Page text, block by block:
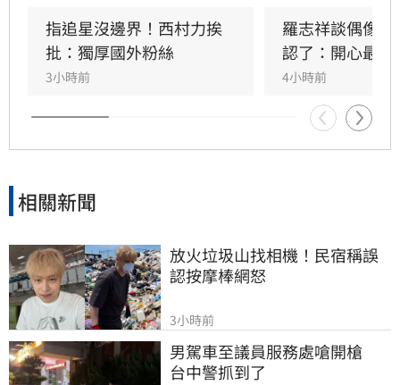
良，絕非外界傳言般傲慢，對於她選擇極端方式
結束生命感到遺憾與不捨。此事件再度引發外界
對網路暴力及追星文化的關注。該名粉絲呼籲，
追星不應成為生活唯一寄託，應珍惜自身生命。
目前確切死因與詳細案情，仍待警方進一步調查
釐清，此消息也讓全球粉絲深感震驚與悲痛。
指追星沒邊界！西村力挨
批：獨厚國外粉絲
3小時前
羅志祥談偶像
認了：開心最重
4小時前
相關新聞
放火垃圾山找相機！民宿稱誤
認按摩棒網怒
3小時前
男駕車至議員服務處嗆開槍
台中警抓到了